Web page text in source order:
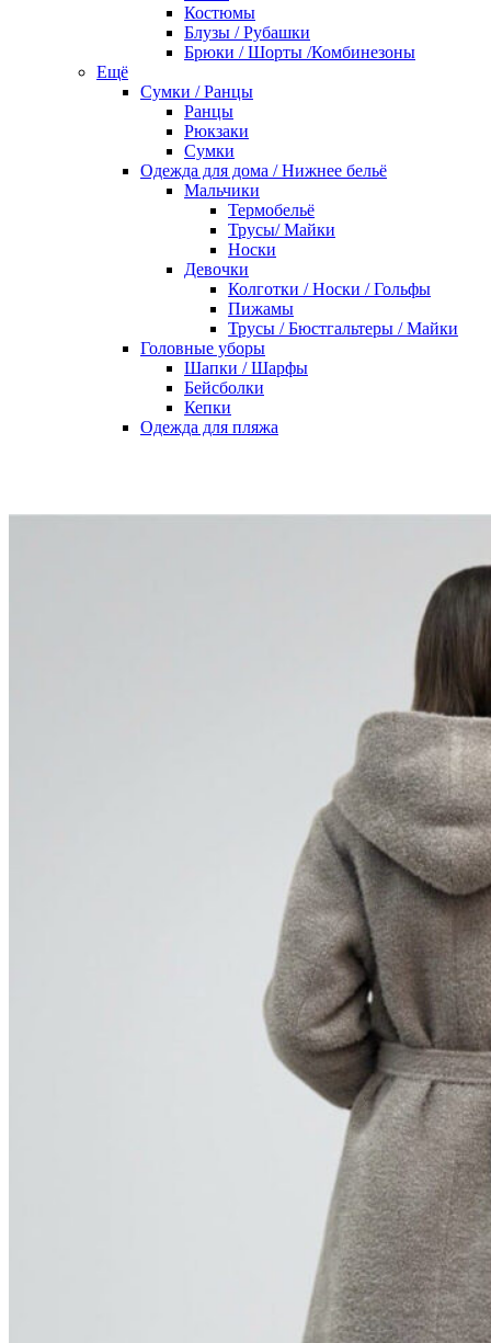
Костюмы
Блузы / Рубашки
Брюки / Шорты /Комбинезоны
Ещё
Сумки / Ранцы
Ранцы
Рюкзаки
Сумки
Одежда для дома / Нижнее бельё
Мальчики
Термобельё
Трусы/ Майки
Носки
Девочки
Колготки / Носки / Гольфы
Пижамы
Трусы / Бюстгальтеры / Майки
Головные уборы
Шапки / Шарфы
Бейсболки
Кепки
Одежда для пляжа